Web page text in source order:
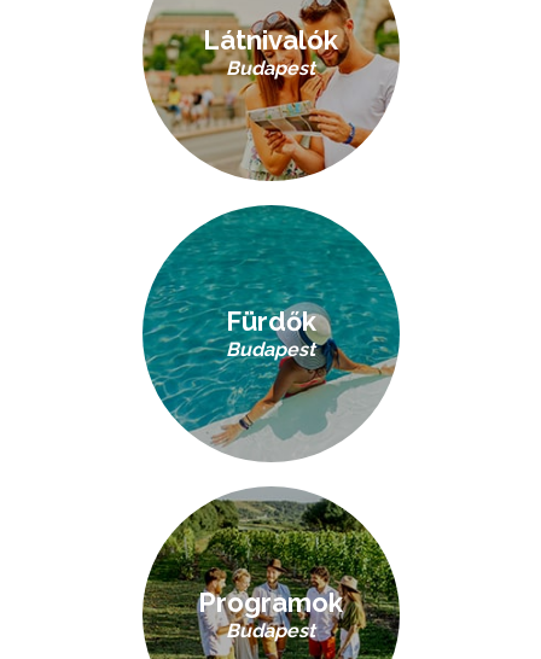
Látnivalók
Budapest
Fürdők
Budapest
Programok
Budapest